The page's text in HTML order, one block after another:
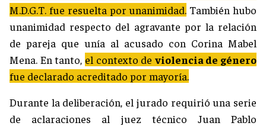
M.D.G.T. fue resuelta por unanimidad. También hubo
unanimidad respecto del agravante por la relación
de pareja que unía al acusado con Corina Mabel
Mena. En tanto, el contexto de violencia de género
fue declarado acreditado por mayoría.
Durante la deliberación, el jurado requirió una serie
de aclaraciones al juez técnico Juan Pablo